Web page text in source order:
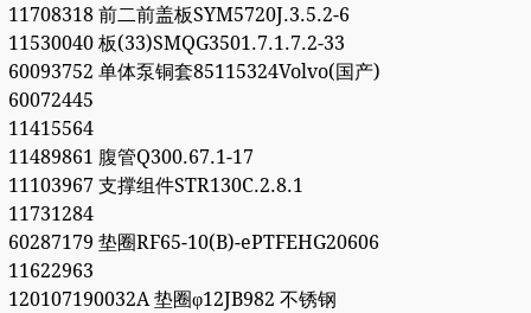
11708318 前二前盖板SYM5720J.3.5.2-6
11530040 板(33)SMQG3501.7.1.7.2-33
60093752 单体泵铜套85115324Volvo(国产)
60072445
11415564
11489861 腹管Q300.67.1-17
11103967 支撑组件STR130C.2.8.1
11731284
60287179 垫圈RF65-10(B)-ePTFEHG20606
11622963
120107190032A 垫圈φ12JB982 不锈钢